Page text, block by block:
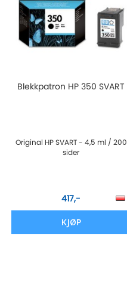
Blekkpatron HP 350 SVART
Original HP SVART - 4,5 ml / 200
sider
417,-
KJØP